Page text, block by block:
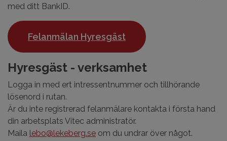
med ditt BankID.
Felanmälan Hyresgäst
Hyresgäst - verksamhet
Logga in med ert intressentnummer och tillhörande
lösenord i rutan.
Är du inte registrerad felanmälare kontakta i första hand
din arbetsplats Vitec administratör.
Maila lebo@lekeberg.se om du undrar över något.